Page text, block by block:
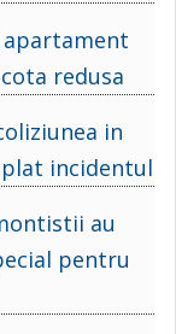
apartament
redusa
in
incidentul
au
pentru